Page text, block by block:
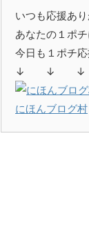
いつも応援あり
あなたの１ポ
今日も１ポチ
↓ ↓
にほんブログ村